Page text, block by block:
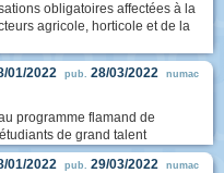
obligatoires affectées à la
agricole, horticole et de la
01/2022 pub. 28/03/2022 numac
programme flamand de
de grand talent
01/2022 pub. 29/03/2022 numac